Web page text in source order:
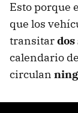
Esto porque
que los
transitardos
calendario
circulan